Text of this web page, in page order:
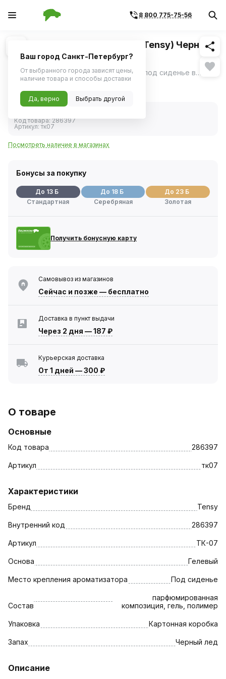
8 800 775-75-56
1/1 Похожие
Ароматизатор под сиденье (Tensy) Черный
лед с пробником
Гелевый ароматизатор на панель или под сиденье в автомобиль. ещё
Код товара:286397
Артикул:тк07
Посмотреть наличие в магазинах
Бонусы за покупку
До 13 Б
Стандартная
До 18 Б
Серебряная
До 23 Б
Золотая
Получить бонусную карту
Самовывоз из магазинов
Сейчас и позже — бесплатно
Доставка в пункт выдачи
Через 2 дня —187 ₽
Курьерская доставка
От 1 дней —300 ₽
О товаре
Основные
Код товара 286397
Артикул тк07
Характеристики
Бренд Tensy
Внутренний код 286397
Артикул ТК-07
Основа Гелевый
Место крепления ароматизатора Под сиденье
Состав
парфюмированная
композиция, гель, полимер
Упаковка Картонная коробка
Запах Черный лед
Описание
Ваш город Санкт-Петербург?
От выбранного города зависят цены,
наличие товара и способы доставки
Да, верно Выбрать другой